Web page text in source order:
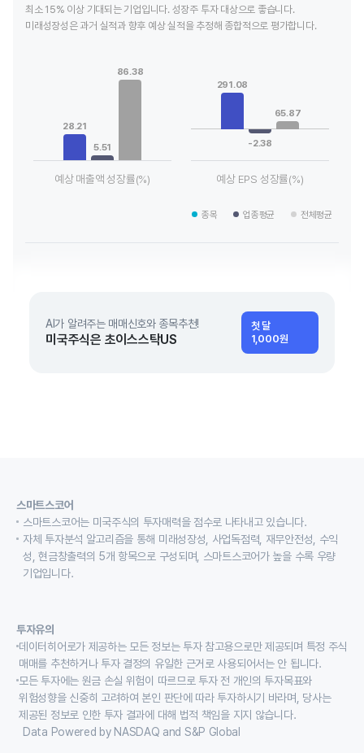
최소 15% 이상 기대되는 기업입니다. 성장주 투자 대상으로 좋습니다.
미래성장성은 과거 실적과 향후 예상 실적을 추정해 종합적으로 평가합니다.
View as data table, Chart
The chart has 1 X axis displaying categories.
The chart has 1 Y axis displaying values. Data ranges from
28.21
5.51
86.38
예상 매출액 성장률(%)
View as data table, Chart
The chart has 1 X axis
The chart has 1 Y axis
291.08
-2.38
65.87
예상 EPS 성장률(%)
종목 업종평균 전체평균
AI가 알려주는 매매신호와 종목추천!
미국주식은 초이스스탁US
첫 달
1,000원
스마트스코어
스마트스코어는 미국주식의 투자매력을 점수로 나타내고 있습니다.
자체 투자분석 알고리즘을 통해 미래성장성, 사업독점력, 재무안전성, 수익
성, 현금창출력의 5개 항목으로 구성되며, 스마트스코어가 높을 수록 우량
기업입니다.
투자유의
데이터히어로가 제공하는 모든 정보는 투자 참고용으로만 제공되며 특정 주식
매매를 추천하거나 투자 결정의 유일한 근거로 사용되어서는 안 됩니다.
모든 투자에는 원금 손실 위험이 따르므로 투자 전 개인의 투자목표와
위험성향을 신중히 고려하여 본인 판단에 따라 투자하시기 바라며, 당사는
제공된 정보로 인한 투자 결과에 대해 법적 책임을 지지 않습니다.
Data Powered by NASDAQ and S&P Global